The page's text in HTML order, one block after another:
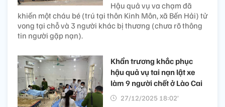
Hậu quả vụ va chạm đã
khiến một cháu bé (trú tại thôn Kinh Môn, xã Bến Hải) tử
vong tại chỗ và 3 người khác bị thương (chưa rõ thông
tin người gặp nạn).
Khẩn trương khắc phục
hậu quả vụ tai nạn lật xe
làm 9 người chết ở Lào Cai
27/12/2025 18:02’